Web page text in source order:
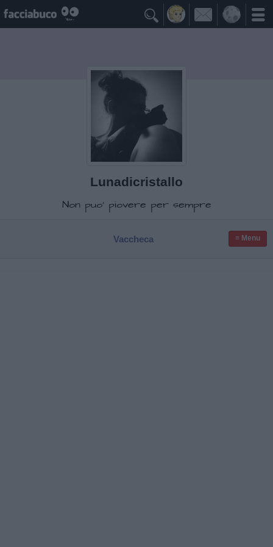

Lunadicristallo
Non puo' piovere per sempre
Vaccheca ≡ Menu